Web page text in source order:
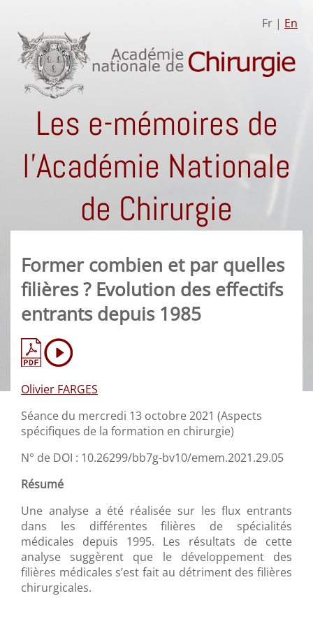
Fr | En
Les e-mémoires de
l'Académie Nationale
de Chirurgie
Former combien et par quelles
filières ? Evolution des effectifs
entrants depuis 1985
Olivier FARGES
Séance du mercredi 13 octobre 2021 (Aspects
spécifiques de la formation en chirurgie)
N° de DOI : 10.26299/bb7g-bv10/emem.2021.29.05
Résumé
Une analyse a été réalisée sur les flux entrants
dans les différentes filières de spécialités
médicales depuis 1995. Les résultats de cette
analyse suggèrent que le développement des
filières médicales s’est fait au détriment des filières
chirurgicales.